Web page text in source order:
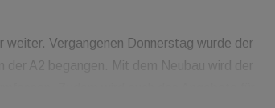
weiter. Vergangenen Donnerstag wurde der
A2 begangen. Mit dem Neubau wird der